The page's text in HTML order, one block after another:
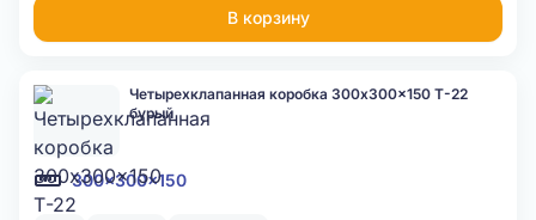
В корзину
300x300x150
Четырехклапанная коробка 300x300x150 Т-22
бурый